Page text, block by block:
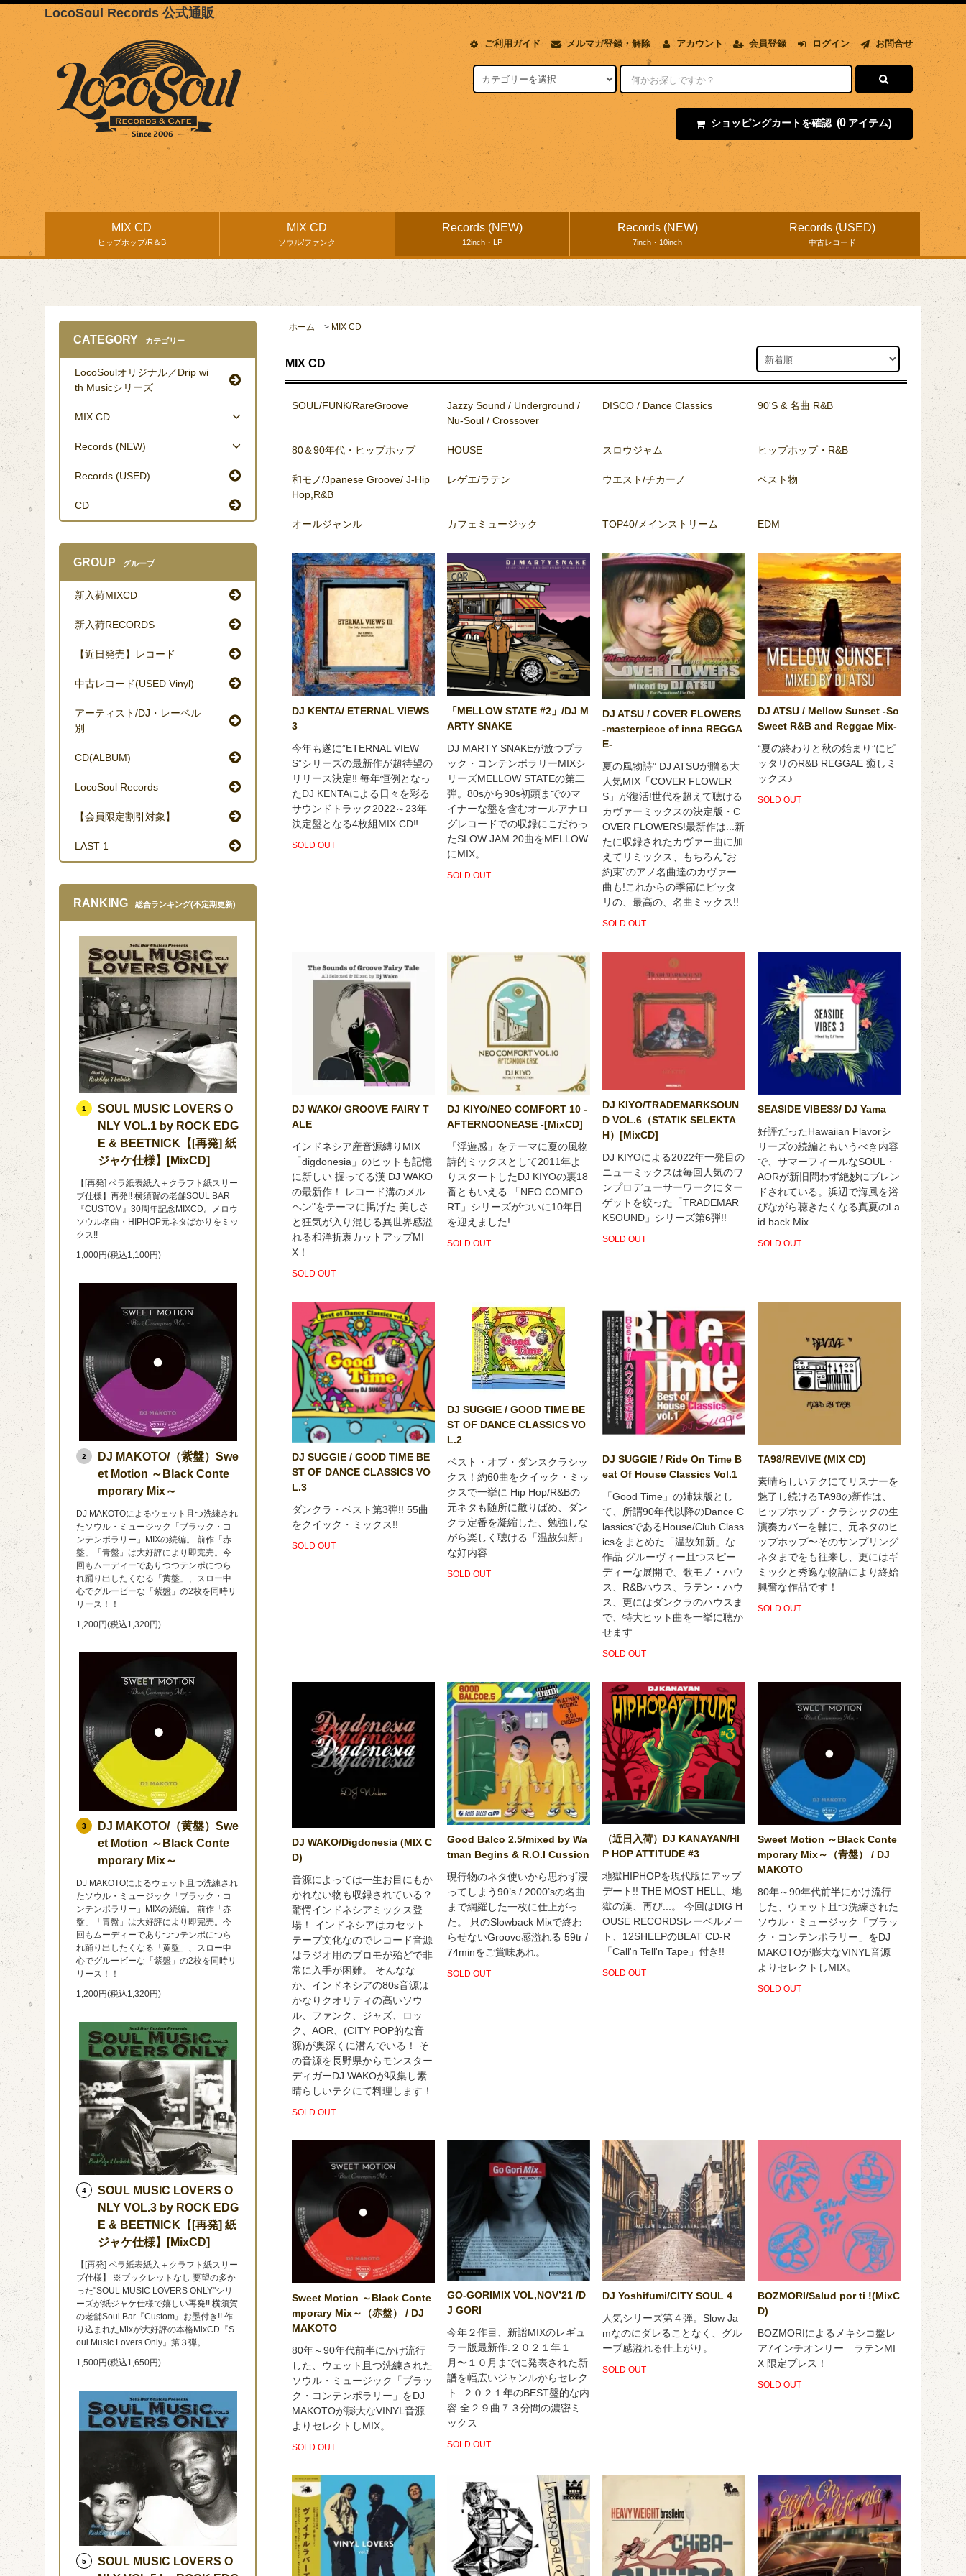
LocoSoul Records 公式通販
ご利用ガイド メルマガ登録・解除 アカウント 会員登録 ログイン お問合せ
ショッピングカートを確認 (0 アイテム)
MIX CD
ヒップホップ/R＆B
MIX CD
ソウル/ファンク
Records (NEW)
12inch・LP
Records (NEW)
7inch・10inch
Records (USED)
中古レコード
ホーム > MIX CD
MIX CD
SOUL/FUNK/RareGroove
Jazzy Sound / Underground /
Nu-Soul / Crossover
DISCO / Dance Classics 90'S & 名曲 R&B
80＆90年代・ヒップホップ HOUSE スロウジャム ヒップホップ・R&B
和モノ/Jpanese Groove/ J-Hip
Hop,R&B
レゲエ/ラテン ウエスト/チカーノ ベスト物
オールジャンル カフェミュージック TOP40/メインストリーム EDM
DJ KENTA/ ETERNAL VIEWS
3
今年も遂に”ETERNAL VIEW
S”シリーズの最新作が超待望の
リリース決定‼︎ 毎年恒例となっ
たDJ KENTAによる日々を彩る
サウンドトラック2022～23年
決定盤となる4枚組MIX CD‼︎
SOLD OUT
「MELLOW STATE #2」/DJ M
ARTY SNAKE
DJ MARTY SNAKEが放つブラ
ック・コンテンポラリーMIXシ
リーズMELLOW STATEの第二
弾。80sから90s初頭までのマ
イナーな盤を含むオールアナロ
グレコードでの収録にこだわっ
たSLOW JAM 20曲をMELLOW
にMIX。
SOLD OUT
DJ ATSU / COVER FLOWERS
-masterpiece of inna REGGA
E-
夏の風物詩” DJ ATSUが贈る大
人気MIX「COVER FLOWER
S」が復活!世代を超えて聴ける
カヴァーミックスの決定版・C
OVER FLOWERS!最新作は...新
たに収録されたカヴァー曲に加
えてリミックス、もちろん”お
約束”のアノ名曲達のカヴァー
曲も!これからの季節にピッタ
リの、最高の、名曲ミックス!!
SOLD OUT
DJ ATSU / Mellow Sunset -So
Sweet R&B and Reggae Mix-
“夏の終わりと秋の始まり”にピ
ッタリのR&B REGGAE 癒しミ
ックス♪
SOLD OUT
DJ WAKO/ GROOVE FAIRY T
ALE
インドネシア産音源縛りMIX
「digdonesia」のヒットも記憶
に新しい 掘ってる漢 DJ WAKO
の最新作！ レコード溝のメル
ヘン"をテーマに掲げた 美しさ
と狂気が入り混じる異世界感溢
れる和洋折衷カットアップMI
X！
SOLD OUT
DJ KIYO/NEO COMFORT 10 -
AFTERNOONEASE -[MixCD]
「浮遊感」をテーマに夏の風物
詩的ミックスとして2011年よ
りスタートしたDJ KIYOの裏18
番ともいえる 「NEO COMFO
RT」シリーズがついに10年目
を迎えました!
SOLD OUT
DJ KIYO/TRADEMARKSOUN
D VOL.6（STATIK SELEKTA
H）[MixCD]
DJ KIYOによる2022年一発目の
ニューミックスは毎回人気のワ
ンプロデューサーワークにター
ゲットを絞った「TRADEMAR
KSOUND」シリーズ第6弾!!
SOLD OUT
SEASIDE VIBES3/ DJ Yama
好評だったHawaiian Flavorシ
リーズの続編ともいうべき内容
で、サマーフィールなSOUL・
AORが新旧問わず絶妙にブレン
ドされている。浜辺で海風を浴
びながら聴きたくなる真夏のLa
id back Mix
SOLD OUT
DJ SUGGIE / GOOD TIME BE
ST OF DANCE CLASSICS VO
L.3
ダンクラ・ベスト第3弾!! 55曲
をクイック・ミックス!!
SOLD OUT
DJ SUGGIE / GOOD TIME BE
ST OF DANCE CLASSICS VO
L.2
ベスト・オブ・ダンスクラシッ
クス！約60曲をクイック・ミッ
クスで一挙に Hip Hop/R&Bの
元ネタも随所に散りばめ、ダン
クラ定番を凝縮した、勉強しな
がら楽しく聴ける「温故知新」
な好内容
SOLD OUT
DJ SUGGIE / Ride On Time B
eat Of House Classics Vol.1
「Good Time」の姉妹版とし
て、所謂90年代以降のDance C
lassicsであるHouse/Club Class
icsをまとめた「温故知新」な
作品 グルーヴィー且つスピー
ディーな展開で、歌モノ・ハウ
ス、R&Bハウス、ラテン・ハウ
ス、更にはダンクラのハウスま
で、特大ヒット曲を一挙に聴か
せます
SOLD OUT
TA98/REVIVE (MIX CD)
素晴らしいテクにてリスナーを
魅了し続けるTA98の新作は、
ヒップホップ・クラシックの生
演奏カバーを軸に、元ネタのヒ
ップホップ〜そのサンプリング
ネタまでをも往来し、更にはギ
ミックと秀逸な物語により終始
興奮な作品です！
SOLD OUT
DJ WAKO/Digdonesia (MIX C
D)
音源によっては一生お目にもか
かれない物も収録されている？
驚愕インドネシアミックス登
場！ インドネシアはカセット
テープ文化なのでレコード音源
はラジオ用のプロモが殆どで非
常に入手が困難。 そんなな
か、インドネシアの80s音源は
かなりクオリティの高いソウ
ル、ファンク、ジャズ、ロッ
ク、AOR、(CITY POP的な音
源)が奥深くに潜んでいる！ そ
の音源を長野県からモンスター
ディガーDJ WAKOが収集し素
晴らしいテクにて料理します！
SOLD OUT
Good Balco 2.5/mixed by Wa
tman Begins & R.O.I Cussion
現行物のネタ使いから思わず浸
ってしまう90’s / 2000’sの名曲
まで網羅した一枚に仕上がっ
た。 只のSlowback Mixで終わ
らせないGroove感溢れる 59tr /
74minをご賞味あれ。
SOLD OUT
（近日入荷）DJ KANAYAN/HI
P HOP ATTITUDE #3
地獄HIPHOPを現代版にアップ
デート!! THE MOST HELL、地
獄の漢、再び...。 今回はDIG H
OUSE RECORDSレーベルメー
ト、12SHEEPのBEAT CD-R
「Call'n Tell'n Tape」付き!!
SOLD OUT
Sweet Motion ～Black Conte
mporary Mix～（青盤） / DJ
MAKOTO
80年～90年代前半にかけ流行
した、ウェット且つ洗練された
ソウル・ミュージック「ブラッ
ク・コンテンポラリー」をDJ
MAKOTOが膨大なVINYL音源
よりセレクトしMIX。
SOLD OUT
Sweet Motion ～Black Conte
mporary Mix～（赤盤） / DJ
MAKOTO
80年～90年代前半にかけ流行
した、ウェット且つ洗練された
ソウル・ミュージック「ブラッ
ク・コンテンポラリー」をDJ
MAKOTOが膨大なVINYL音源
よりセレクトしMIX。
SOLD OUT
GO-GORIMIX VOL,NOV’21 /D
J GORI
今年２作目、新譜MIXのレギュ
ラー版最新作.２０２１年１
月〜１０月までに発表された新
譜を幅広いジャンルからセレク
ト. ２０２１年のBEST盤的な内
容.全２９曲７３分間の濃密ミ
ックス
SOLD OUT
DJ Yoshifumi/CITY SOUL 4
人気シリーズ第４弾。Slow Ja
mなのにダレることなく、グル
ーブ感溢れる仕上がり。
SOLD OUT
BOZMORI/Salud por ti !(MixC
D)
BOZMORIによるメキシコ盤レ
ア7インチオンリー ラテンMI
X 限定プレス！
SOLD OUT
CATEGORY カテゴリー
LocoSoulオリジナル／Drip wi
th Musicシリーズ
MIX CD
Records (NEW)
Records (USED)
CD
GROUP グループ
新入荷MIXCD
新入荷RECORDS
【近日発売】レコード
中古レコード(USED Vinyl)
アーティスト/DJ・レーベル
別
CD(ALBUM)
LocoSoul Records
【会員限定割引対象】
LAST 1
RANKING 総合ランキング(不定期更新)
1
SOUL MUSIC LOVERS O
NLY VOL.1 by ROCK EDG
E & BEETNICK【[再発] 紙
ジャケ仕様】[MixCD]
【[再発] ペラ紙表紙入＋クラフト紙スリー
ブ仕様】再発!! 横須賀の老舗SOUL BAR
『CUSTOM』30周年記念MIXCD。メロウ
ソウル名曲・HIPHOP元ネタばかりをミッ
クス!!
1,000円(税込1,100円)
2
DJ MAKOTO/（紫盤）Swe
et Motion ～Black Conte
mporary Mix～
DJ MAKOTOによるウェット且つ洗練され
たソウル・ミュージック「ブラック・コ
ンテンポラリー」MIXの続編。 前作「赤
盤」「青盤」は大好評により即完売。今
回もムーディーでありつつテンポにつら
れ踊り出したくなる「黄盤」、スロー中
心でグルービーな「紫盤」の2枚を同時リ
リース！！
1,200円(税込1,320円)
3
DJ MAKOTO/（黄盤）Swe
et Motion ～Black Conte
mporary Mix～
DJ MAKOTOによるウェット且つ洗練され
たソウル・ミュージック「ブラック・コ
ンテンポラリー」MIXの続編。 前作「赤
盤」「青盤」は大好評により即完売。今
回もムーディーでありつつテンポにつら
れ踊り出したくなる「黄盤」、スロー中
心でグルービーな「紫盤」の2枚を同時リ
リース！！
1,200円(税込1,320円)
4
SOUL MUSIC LOVERS O
NLY VOL.3 by ROCK EDG
E & BEETNICK【[再発] 紙
ジャケ仕様】[MixCD]
【[再発] ペラ紙表紙入＋クラフト紙スリー
ブ仕様】 ※ブックレットなし 要望の多か
った"SOUL MUSIC LOVERS ONLY"シリ
ーズが紙ジャケ仕様で嬉しい再発!! 横須賀
の老舗Soul Bar『Custom』お墨付き!! 作
り込まれたMixが大好評の本格MixCD『S
oul Music Lovers Only』第３弾。
1,500円(税込1,650円)
5
SOUL MUSIC LOVERS O